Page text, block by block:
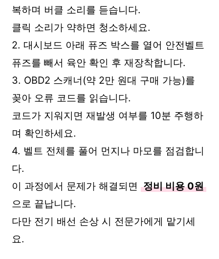
복하며 버클 소리를 듣습니다.
클릭 소리가 약하면 청소하세요.
2. 대시보드 아래 퓨즈 박스를 열어 안전벨트
퓨즈를 빼서 육안 확인 후 재장착합니다.
3. OBD2 스캐너(약 2만 원대 구매 가능)를
꽂아 오류 코드를 읽습니다.
코드가 지워지면 재발생 여부를 10분 주행하
며 확인하세요.
4. 벨트 전체를 풀어 먼지나 마모를 점검합니
다.
이 과정에서 문제가 해결되면 정비 비용 0원
으로 끝납니다.
다만 전기 배선 손상 시 전문가에게 맡기세
요.